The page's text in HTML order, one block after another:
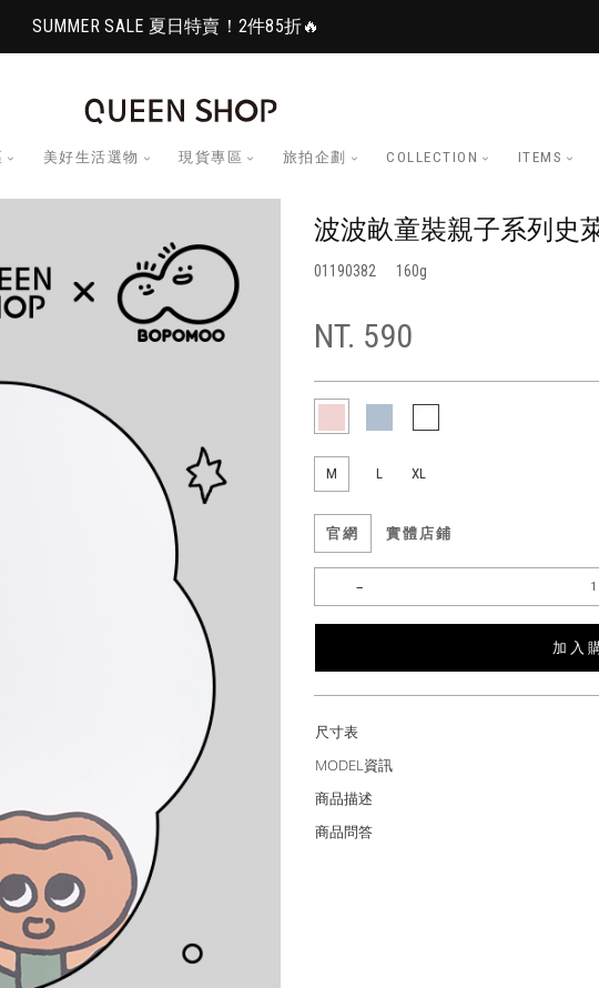
SUMMER SALE 夏日特賣！2件85折🔥
美好生活選物 現貨專區 旅拍企劃 COLLECTION ITEMS
波波畝童裝親子系列史
01190382 160
NT. 590
M L XL
官網 實體店鋪
加 入
尺寸表
MODEL資訊
商品描述
商品問答